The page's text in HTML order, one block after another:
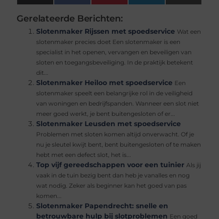
(Twitter)
Gerelateerde Berichten:
Slotenmaker Rijssen met spoedservice Wat een
slotenmaker precies doet Een slotenmaker is een
specialist in het openen, vervangen en beveiligen van
sloten en toegangsbeveiliging. In de praktijk betekent
dit...
Slotenmaker Heiloo met spoedservice Een
slotenmaker speelt een belangrijke rol in de veiligheid
van woningen en bedrijfspanden. Wanneer een slot niet
meer goed werkt, je bent buitengesloten of er...
Slotenmaker Leusden met spoedservice
Problemen met sloten komen altijd onverwacht. Of je
nu je sleutel kwijt bent, bent buitengesloten of te maken
hebt met een defect slot, het is...
Top vijf gereedschappen voor een tuinier Als jij
vaak in de tuin bezig bent dan heb je vanalles en nog
wat nodig. Zeker als beginner kan het goed van pas
komen...
Slotenmaker Papendrecht: snelle en
betrouwbare hulp bij slotproblemen Een goed